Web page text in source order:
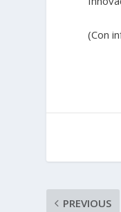
(Con
PREVIOUS